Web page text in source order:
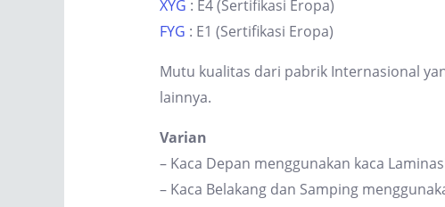
XYG : E4 (Sertifikasi Eropa)
FYG : E1 (Sertifikasi Eropa)
Mutu kualitas dari pabrik Internasional
lainnya.
Varian
– Kaca Depan menggunakan kaca
– Kaca Belakang dan Samping